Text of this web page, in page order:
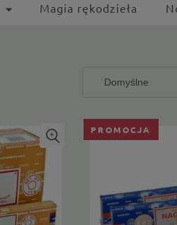
Magia rękodzieła
PROMOCJA